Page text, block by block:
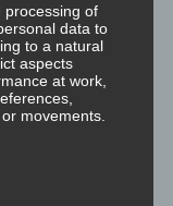
und
processing of
data to
to a natural
aspects
at work,
movements.